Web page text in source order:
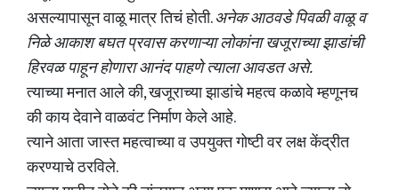
असल्यापासून वाळू मात्र तिचं होती.अनेक आठवडे पिवळी वाळू व
निळे आकाश बघत प्रवास करणाऱ्या लोकांना खजूराच्या झाडांची
हिरवळ पाहून होणारा आनंद पाहणे त्याला आवडत असे.
त्याच्या मनात आले की, खजूराच्या झाडांचे महत्व कळावे म्हणूनच
की काय देवाने वाळवंट निर्माण केले आहे.
त्याने आता जास्त महत्वाच्या व उपयुक्त गोष्टी वर लक्ष केंद्रीत
करण्याचे ठरविले.